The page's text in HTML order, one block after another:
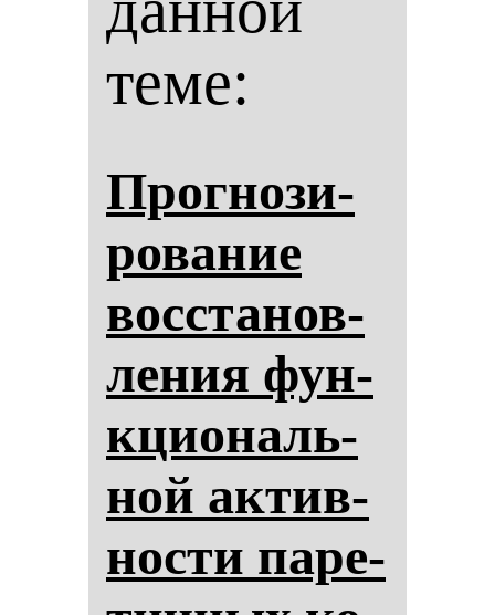
теме:
Прог­но­зи­
ро­ва­ние
вос­ста­нов­
ле­ния фун­
кци­ональ­
ной ак­тив­
нос­ти па­ре­